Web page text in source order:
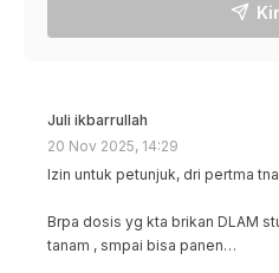
Juli ikbarrullah
20 Nov 2025, 14:29
Izin untuk petunjuk, dri pertma
Brpa dosis yg kta brikan DLAM
tanam , smpai bisa panen…